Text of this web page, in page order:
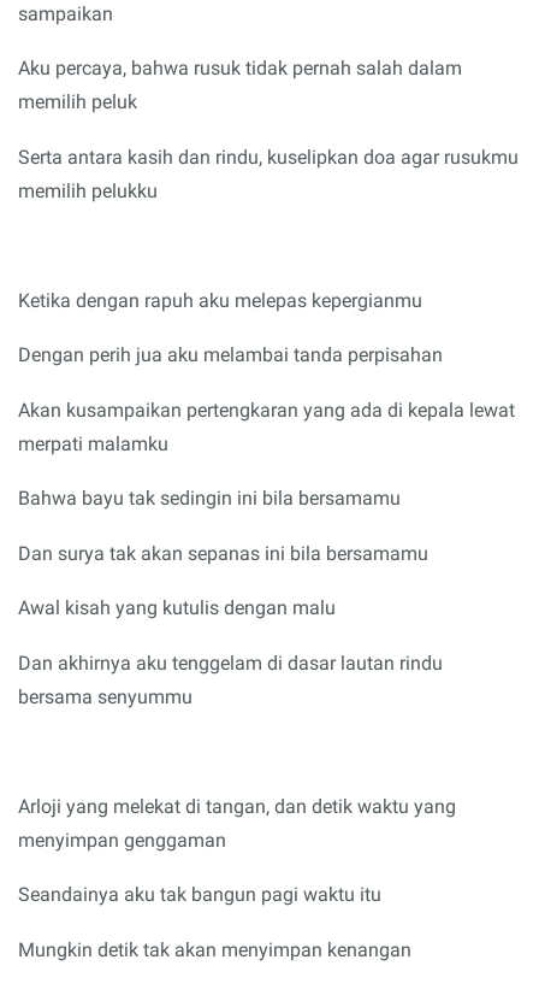
sampaikan
Aku percaya, bahwa rusuk tidak pernah salah dalam
memilih peluk
Serta antara kasih dan rindu, kuselipkan doa agar rusukmu
memilih pelukku
Ketika dengan rapuh aku melepas kepergianmu
Dengan perih jua aku melambai tanda perpisahan
Akan kusampaikan pertengkaran yang ada di kepala lewat
merpati malamku
Bahwa bayu tak sedingin ini bila bersamamu
Dan surya tak akan sepanas ini bila bersamamu
Awal kisah yang kutulis dengan malu
Dan akhirnya aku tenggelam di dasar lautan rindu
bersama senyummu
Arloji yang melekat di tangan, dan detik waktu yang
menyimpan genggaman
Seandainya aku tak bangun pagi waktu itu
Mungkin detik tak akan menyimpan kenangan